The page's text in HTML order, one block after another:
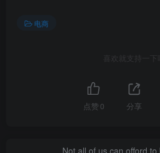
电商
喜欢就支持一下
点赞 0 分享
Not all of us can offord